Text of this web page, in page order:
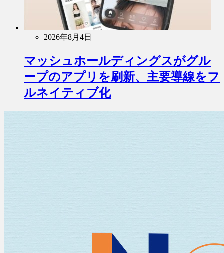
2026年8月4日
マッシュホールディングスがグル
ープのアプリを刷新、主要導線をフ
ルネイティブ化